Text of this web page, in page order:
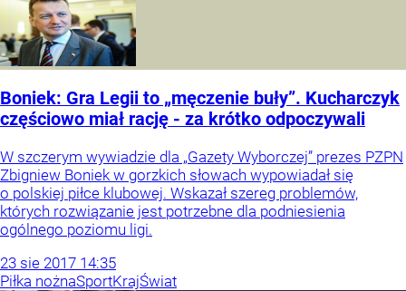
Boniek: Gra Legii to „męczenie buły”. Kucharczyk
częściowo miał rację - za krótko odpoczywali
W szczerym wywiadzie dla „Gazety Wyborczej” prezes PZPN
Zbigniew Boniek w gorzkich słowach wypowiadał się
o polskiej piłce klubowej. Wskazał szereg problemów,
których rozwiązanie jest potrzebne dla podniesienia
ogólnego poziomu ligi.
23 sie 2017 14:35
Piłka nożnaSportKrajŚwiat